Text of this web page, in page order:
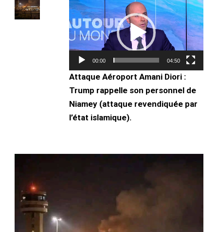
vidéo
00:00 04:50
Attaque Aéroport Amani Diori :
Trump rappelle son personnel de
Niamey (attaque revendiquée par
l’état islamique).